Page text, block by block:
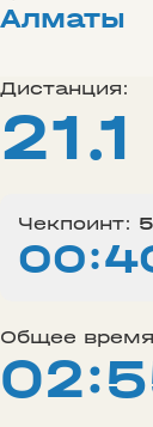
Алматы
Дистанция:
Чекпоинт:
Общее